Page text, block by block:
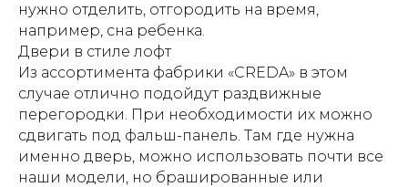
нужно отделить, отгородить на время,
например, сна ребенка.
Двери в стиле лофт
Из ассортимента фабрики «CREDA» в этом
случае отлично подойдут раздвижные
перегородки. При необходимости их можно
сдвигать под фальш-панель. Там где нужна
именно дверь, можно использовать почти все
наши модели, но брашированные или